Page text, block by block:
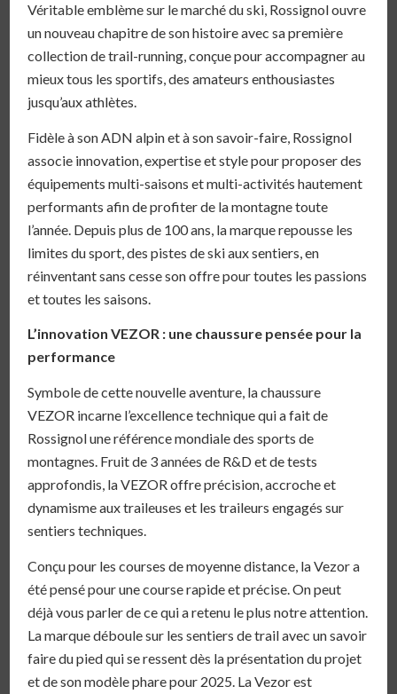
Véritable emblème sur le marché du ski, Rossignol ouvre
un nouveau chapitre de son histoire avec sa première
collection de trail-running, conçue pour accompagner au
mieux tous les sportifs, des amateurs enthousiastes
jusqu’aux athlètes.
Fidèle à son ADN alpin et à son savoir-faire, Rossignol
associe innovation, expertise et style pour proposer des
équipements multi-saisons et multi-activités hautement
performants afin de profiter de la montagne toute
l’année. Depuis plus de 100 ans, la marque repousse les
limites du sport, des pistes de ski aux sentiers, en
réinventant sans cesse son offre pour toutes les passions
et toutes les saisons.
L’innovation VEZOR : une chaussure pensée pour la
performance
Symbole de cette nouvelle aventure, la chaussure
VEZOR incarne l’excellence technique qui a fait de
Rossignol une référence mondiale des sports de
montagnes. Fruit de 3 années de R&D et de tests
approfondis, la VEZOR offre précision, accroche et
dynamisme aux traileuses et les traileurs engagés sur
sentiers techniques.
Conçu pour les courses de moyenne distance, la Vezor a
été pensé pour une course rapide et précise. On peut
déjà vous parler de ce qui a retenu le plus notre attention.
La marque déboule sur les sentiers de trail avec un savoir
faire du pied qui se ressent dès la présentation du projet
et de son modèle phare pour 2025. La Vezor est